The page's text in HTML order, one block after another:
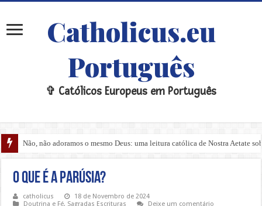
Catholicus.eu
Português
✞ Católicos Europeus em Português
Não, não adoramos o mesmo Deus: uma leitura católica de Nostra Aetate
O que é a Parúsia?
catholicus
18 de Novembro de 2024
Doutrina e Fé, Sagradas Escrituras Deixe um comentário